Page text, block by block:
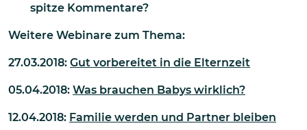
spitze Kommentare?
Weitere Webinare zum Thema:
27.03.2018: Gut vorbereitet in die Elternzeit
05.04.2018: Was brauchen Babys wirklich?
12.04.2018: Familie werden und Partner bleiben